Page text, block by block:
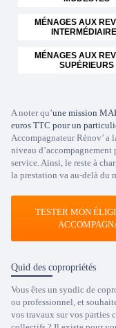
MÉNAGES AUX
MÉNAGES AUX
SUPÉRIEURS
A noter qu’une mission
euros TTC pour un
Accompagnateur Rénov’ a
niveau d’accompagnement
service. Ainsi, le reste à
la prestation va au-delà du
TESTER MON
Quid des copropriétés
Vous êtes un syndic de
ou professionnel, et
vos travaux sur vos parties